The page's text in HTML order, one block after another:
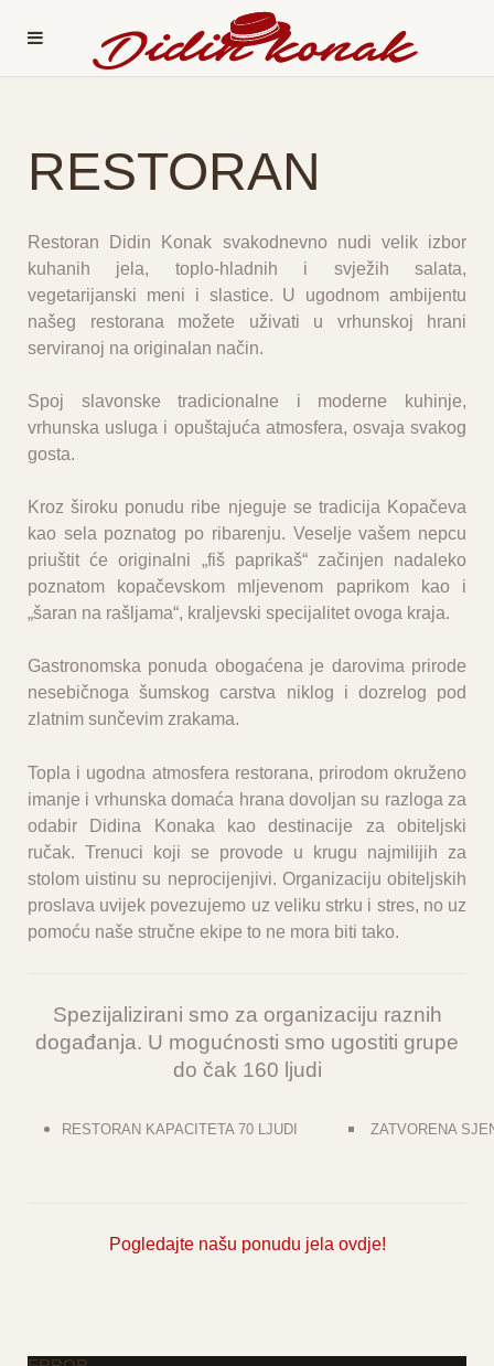
RESTORAN
Restoran Didin Konak svakodnevno nudi velik izbor
kuhanih jela, toplo-hladnih i svježih salata,
vegetarijanski meni i slastice. U ugodnom ambijentu
našeg restorana možete uživati u vrhunskoj hrani
serviranoj na originalan način.
Spoj slavonske tradicionalne i moderne kuhinje,
vrhunska usluga i opuštajuća atmosfera, osvaja svakog
gosta.
Kroz široku ponudu ribe njeguje se tradicija Kopačeva
kao sela poznatog po ribarenju. Veselje vašem nepcu
priuštit će originalni „fiš paprikaš“ začinjen nadaleko
poznatom kopačevskom mljevenom paprikom kao i
„šaran na rašljama“, kraljevski specijalitet ovoga kraja.
Gastronomska ponuda obogaćena je darovima prirode
nesebičnoga šumskog carstva niklog i dozrelog pod
zlatnim sunčevim zrakama.
Topla i ugodna atmosfera restorana, prirodom okruženo
imanje i vrhunska domaća hrana dovoljan su razloga za
odabir Didina Konaka kao destinacije za obiteljski
ručak. Trenuci koji se provode u krugu najmilijih za
stolom uistinu su neprocijenjivi. Organizaciju obiteljskih
proslava uvijek povezujemo uz veliku strku i stres, no uz
pomoću naše stručne ekipe to ne mora biti tako.
Spezijalizirani smo za organizaciju raznih
događanja. U mogućnosti smo ugostiti grupe
do čak 160 ljudi
RESTORAN KAPACITETA 70 LJUDI ZATVORENA
Pogledajte našu ponudu jela ovdje!